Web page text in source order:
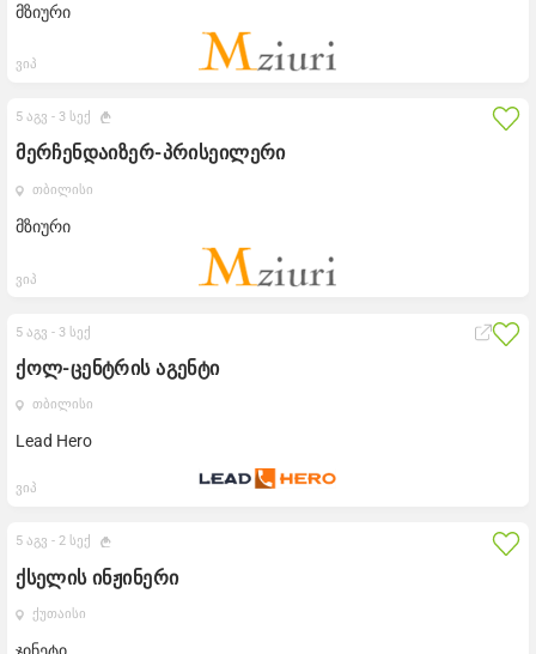
მზიური
ვიპ
მერჩენდაიზერ-პრისეილერი
თბილისი
მზიური
5 აგვ -3 სექ
ვიპ
ქოლ-ცენტრის აგენტი
თბილისი
Lead Hero
5 აგვ -3 სექ
ვიპ
ქსელის ინჟინერი
ქუთაისი
5 აგვ -2 სექ